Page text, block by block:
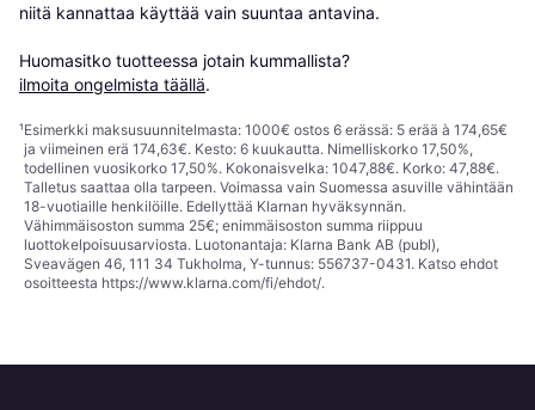
niitä kannattaa käyttää vain suuntaa antavina.
Huomasitko tuotteessa jotain kummallista?
ilmoita ongelmista täällä.
¹Esimerkki maksusuunnitelmasta: 1000€ ostos 6 erässä: 5 erää à 174,65€
ja viimeinen erä 174,63€. Kesto: 6 kuukautta. Nimelliskorko 17,50%,
todellinen vuosikorko 17,50%. Kokonaisvelka: 1047,88€. Korko: 47,88€.
Talletus saattaa olla tarpeen. Voimassa vain Suomessa asuville vähintään
18-vuotiaille henkilöille. Edellyttää Klarnan hyväksynnän.
Vähimmäisoston summa 25€; enimmäisoston summa riippuu
luottokelpoisuusarviosta. Luotonantaja: Klarna Bank AB (publ),
Sveavägen 46, 111 34 Tukholma, Y-tunnus: 556737-0431. Katso ehdot
osoitteesta https://www.klarna.com/fi/ehdot/.